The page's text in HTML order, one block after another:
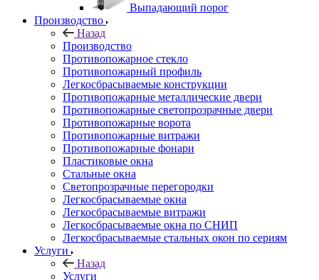
Выпадающий порог
Производство
Назад
Производство
Противопожарное стекло
Противопожарный профиль
Легкосбрасываемые конструкции
Противопожарные металлические двери
Противопожарные светопрозрачные двери
Противопожарные ворота
Противопожарные витражи
Противопожарные фонари
Пластиковые окна
Стальные окна
Светопрозрачные перегородки
Легкосбрасываемые окна
Легкосбрасываемые витражи
Легкосбрасываемые окна по СНИП
Легкосбрасываемые стальных окон по сериям
Услуги
Назад
Услуги